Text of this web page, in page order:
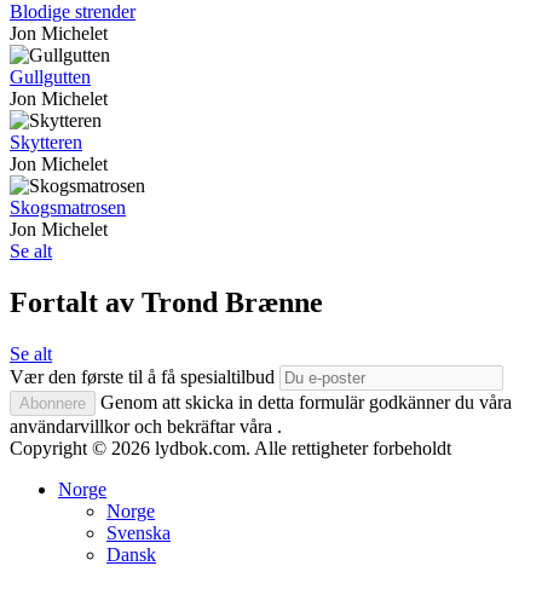
Blodige strender
Jon Michelet
Gullgutten
Jon Michelet
Skytteren
Jon Michelet
Skogsmatrosen
Jon Michelet
Se alt
Fortalt av Trond Brænne
Se alt
Vær den første til å få spesialtilbud
Abonnere
Genom att skicka in detta formulär godkänner du våra
användarvillkor och bekräftar våra .
Copyright © 2026 lydbok.com. Alle rettigheter forbeholdt
Norge
Norge
Svenska
Dansk